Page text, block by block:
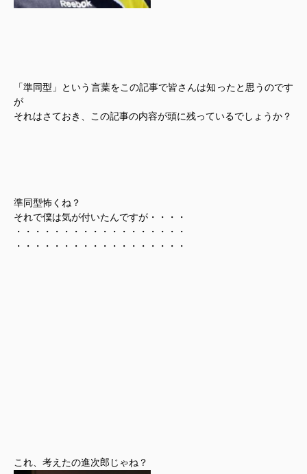
「準同型」という言葉をこの記事で皆さんは知ったと思うのです
が
それはさておき、この記事の内容が頭に残っているでしょうか？
準同型怖くね？
それで僕は気が付いたんですが・・・・
・・・・・・・・・・・・・・・・・・
・・・・・・・・・・・・・・・・・・
これ、考えたの進次郎じゃね？